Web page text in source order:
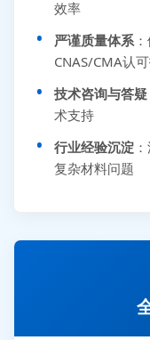
效率
严谨质量体系
CNAS/CMA认
技术咨询与答疑
术支持
行业经验沉淀
复杂材料问题